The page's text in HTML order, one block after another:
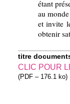
étant
au
et invite
obtenir
titre
CLIC POUR
(PDF – 176.1 ko)